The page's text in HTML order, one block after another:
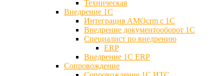
Техническая
Внедрение 1С
Интеграция AMOcrm с 1C
Внедрение документооборот 1С
Специалист по внедрению
ERP
Внедрение 1С ERP
Cопровождение